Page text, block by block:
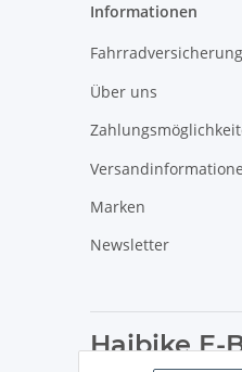
Informationen
Über uns
Marken
Newsletter
Haibike E-